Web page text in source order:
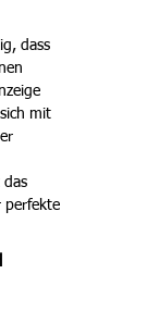
dass
mit
das
perfekte